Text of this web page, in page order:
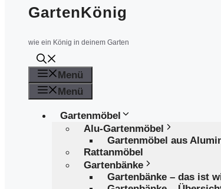
GartenKönig
wie ein König in deinem Garten
Menü
Menü
Gartenmöbel
Alu-Gartenmöbel
Gartenmöbel aus
Rattanmöbel
Gartenbänke
Gartenbänke – das ist